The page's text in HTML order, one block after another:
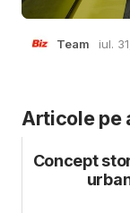
Team iul.
Articole pe
Concept